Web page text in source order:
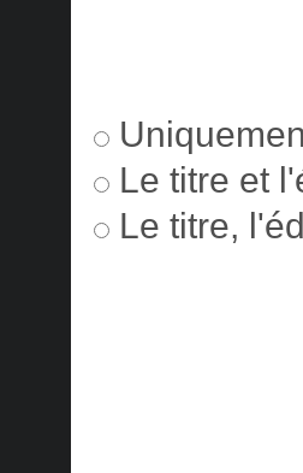
Le titre et
Le titre,